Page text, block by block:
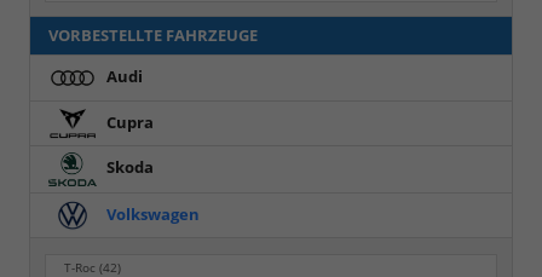
VORBESTELLTE FAHRZEUGE
Audi
Cupra
Skoda
Volkswagen
T-Roc(42)